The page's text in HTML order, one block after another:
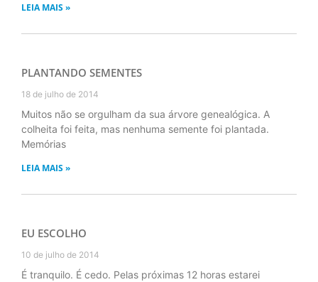
LEIA MAIS »
PLANTANDO SEMENTES
18 de julho de 2014
Muitos não se orgulham da sua árvore genealógica. A
colheita foi feita, mas nenhuma semente foi plantada.
Memórias
LEIA MAIS »
EU ESCOLHO
10 de julho de 2014
É tranquilo. É cedo. Pelas próximas 12 horas estarei